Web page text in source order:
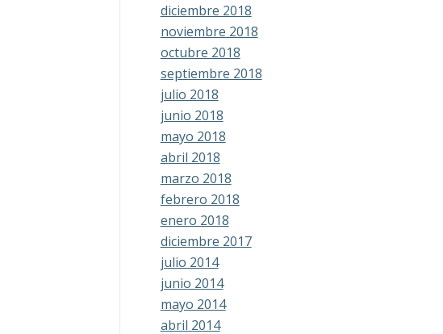
diciembre 2018
noviembre 2018
octubre 2018
septiembre 2018
julio 2018
junio 2018
mayo 2018
abril 2018
marzo 2018
febrero 2018
enero 2018
diciembre 2017
julio 2014
junio 2014
mayo 2014
abril 2014